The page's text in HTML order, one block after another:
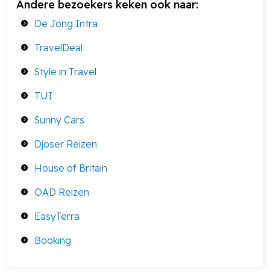
Andere bezoekers keken ook naar:
De Jong Intra
TravelDeal
Style in Travel
TUI
Sunny Cars
Djoser Reizen
House of Britain
OAD Reizen
EasyTerra
Booking